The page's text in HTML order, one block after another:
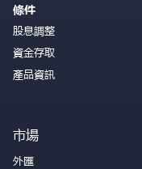
條件
股息調整
資金存取
產品資訊
市場
外匯